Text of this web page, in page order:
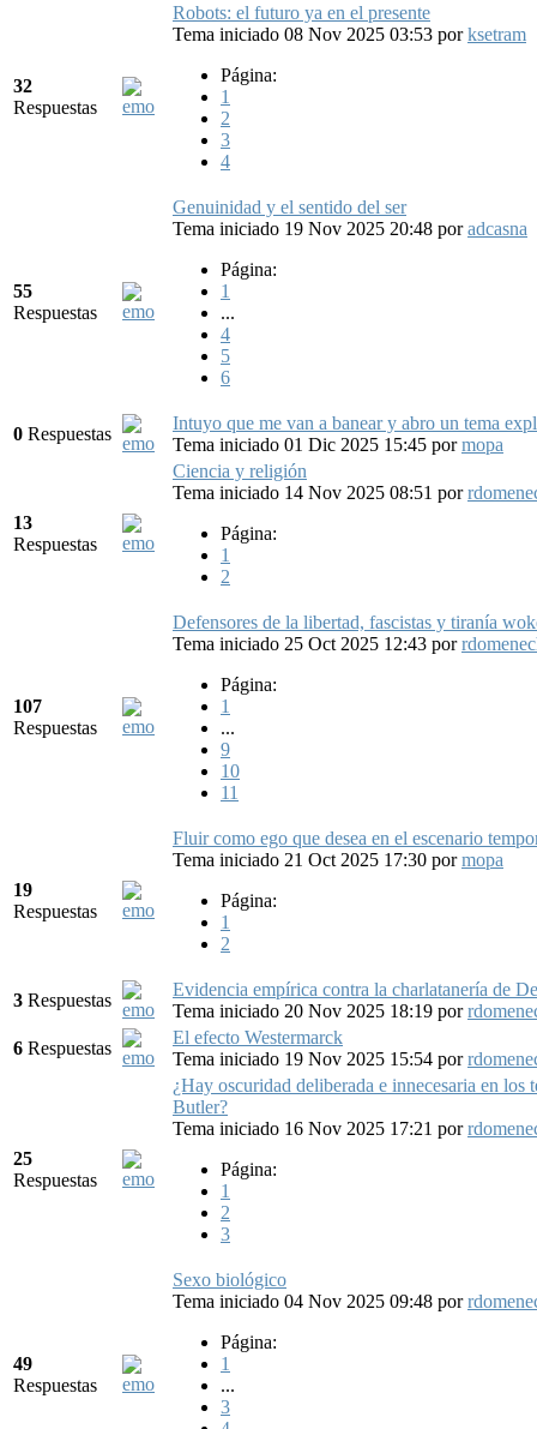
32
Respuestas
Robots: el futuro ya en el presente
Tema iniciado 08 Nov 2025 03:53 porksetram
Página:
1
2
3
4
55
Respuestas
Genuinidad y el sentido del ser
Tema iniciado 19 Nov 2025 20:48 poradcasna
Página:
1
...
4
5
6
0 Respuestas
Intuyo que me van a banear y abro un tema
Tema iniciado 01 Dic 2025 15:45 pormopa
13
Respuestas
Ciencia y religión
Tema iniciado 14 Nov 2025 08:51 por
Página:
1
2
107
Respuestas
Defensores de la libertad, fascistas y tiranía
Tema iniciado 25 Oct 2025 12:43 por
Página:
1
...
9
10
11
19
Respuestas
Fluir como ego que desea en el escenario
Tema iniciado 21 Oct 2025 17:30 pormopa
Página:
1
2
3 Respuestas
Evidencia empírica contra la charlatanería de
Tema iniciado 20 Nov 2025 18:19 por
6 Respuestas
El efecto Westermarck
Tema iniciado 19 Nov 2025 15:54 por
25
Respuestas
¿Hay oscuridad deliberada e innecesaria en los
Butler?
Tema iniciado 16 Nov 2025 17:21 por
Página:
1
2
3
49
Respuestas
Sexo biológico
Tema iniciado 04 Nov 2025 09:48 por
Página:
1
...
3